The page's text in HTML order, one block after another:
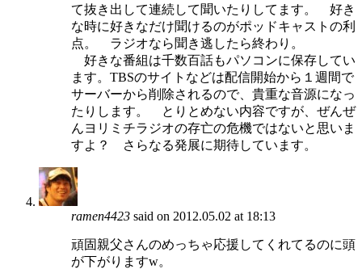
て抜き出して連続して聞いたりしてます。 好き
な時に好きなだけ聞けるのがポッドキャストの利
点。 ラジオなら聞き逃したら終わり。
好きな番組は千数百話もパソコンに保存してい
ます。TBSのサイトなどは配信開始から１週間で
サーバーから削除されるので、貴重な音源になっ
たりします。 とりとめない内容ですが、ぜんぜ
んヨリミチラジオの存亡の危機ではないと思いま
すよ？ さらなる発展に期待しています。
ramen4423 said on 2012.05.02 at 18:13
頑固親父さんのめっちゃ応援してくれてるのに頭
が下がりますw。